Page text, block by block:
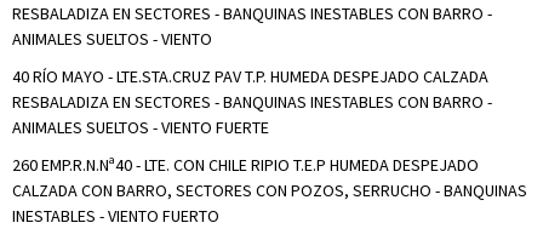
RESBALADIZA EN SECTORES - BANQUINAS INESTABLES CON BARRO -
ANIMALES SUELTOS - VIENTO
40 RÍO MAYO - LTE.STA.CRUZ PAV T.P. HUMEDA DESPEJADO CALZADA
RESBALADIZA EN SECTORES - BANQUINAS INESTABLES CON BARRO -
ANIMALES SUELTOS - VIENTO FUERTE
260 EMP.R.N.Nª40 - LTE. CON CHILE RIPIO T.E.P HUMEDA DESPEJADO
CALZADA CON BARRO, SECTORES CON POZOS, SERRUCHO - BANQUINAS
INESTABLES - VIENTO FUERTO